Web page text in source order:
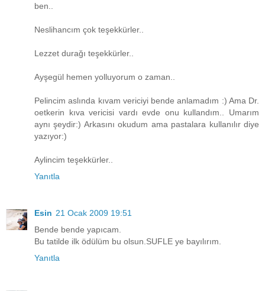
ben..
Neslihancım çok teşekkürler..
Lezzet durağı teşekkürler..
Ayşegül hemen yolluyorum o zaman..
Pelincim aslında kıvam vericiyi bende anlamadım :) Ama Dr.
oetkerin kıva vericisi vardı evde onu kullandım.. Umarım
aynı şeydir:) Arkasını okudum ama pastalara kullanılır diye
yazıyor:)
Aylincim teşekkürler..
Yanıtla
Esin 21 Ocak 2009 19:51
Bende bende yapıcam.
Bu tatilde ilk ödülüm bu olsun.SUFLE ye bayılırım.
Yanıtla